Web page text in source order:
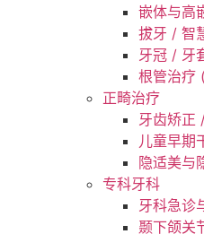
嵌体与高
拔牙 / 智
牙冠 / 牙
根管治疗
正畸治疗
牙齿矫正
儿童早期
隐适美与
专科牙科
牙科急诊
颞下颌关